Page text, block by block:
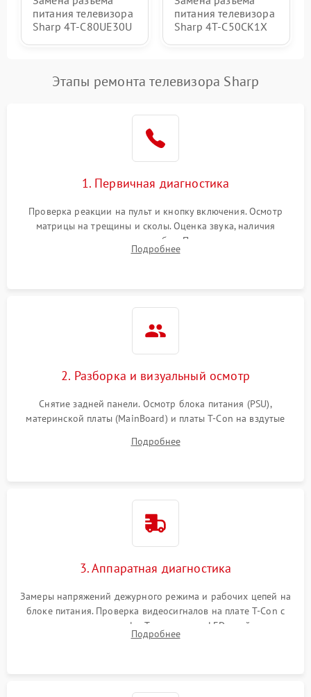
питания телевизора
Sharp 4T-C80UE30U
питания телевизора
Sharp 4T-C50CK1X
Этапы ремонта телевизора Sharp
1. Первичная диагностика
Проверка реакции на пульт и кнопку включения. Осмотр
матрицы на трещины и сколы. Оценка звука, наличия
подсветки и индикаторов ошибок. Подключение тестовых
источников сигнала для выявления симптомов поломки.
Подробнее
2. Разборка и визуальный осмотр
Снятие задней панели. Осмотр блока питания (PSU),
материнской платы (MainBoard) и платы T-Con на вздутые
Проверка надежности фиксации и целостности шлейфов.
Подробнее
3. Аппаратная диагностика
Замеры напряжений дежурного режима и рабочих цепей на
блоке питания. Проверка видеосигналов на плате T-Con с
помощью осциллографа. Тестирование LED-драйвера и
светодиодных планок подсветки мультиметром.
Подробнее